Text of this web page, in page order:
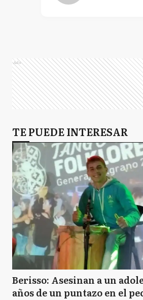
Ads
TE PUEDE INTERESAR
Berisso: Asesinan a un
años de un puntazo en el